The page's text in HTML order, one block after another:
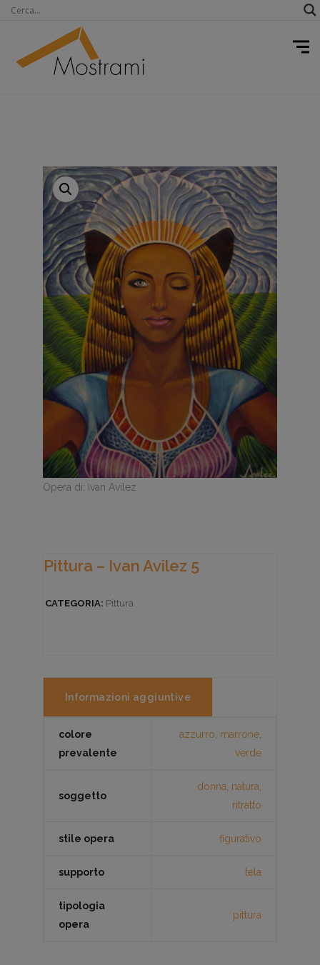
Opera di: Ivan Avilez
Pittura – Ivan Avilez 5
CATEGORIA: Pittura
Informazioni aggiuntive
colore
prevalente
azzurro marrone,
verde
soggetto
donna natura
ritratto
stile opera figurativo
supporto tela
tipologia
opera
pittura